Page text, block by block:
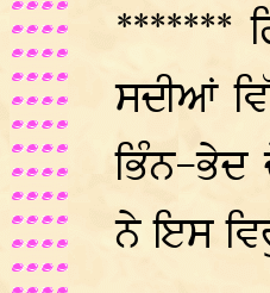
*******
ਸਦੀਆਂ
ਭਿੰਨ-ਭੇਦ
ਨੇ ਇਸ